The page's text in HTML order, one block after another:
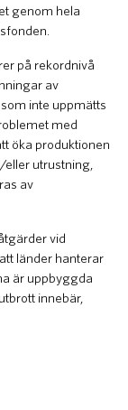
genom hela
på rekordnivå
av
inte uppmätts
med
öka produktionen
utrustning,
av
vid
länder hanterar
är uppbyggda
innebär,